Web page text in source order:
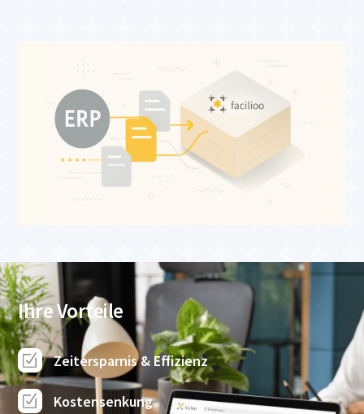
Ihre Vorteile
Zeitersparnis & Effizienz
Kostensenkung